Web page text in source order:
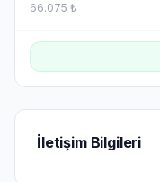
66.075 ₺
İletişim Bilgileri